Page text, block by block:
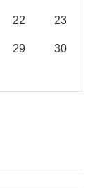
22 23
29 30